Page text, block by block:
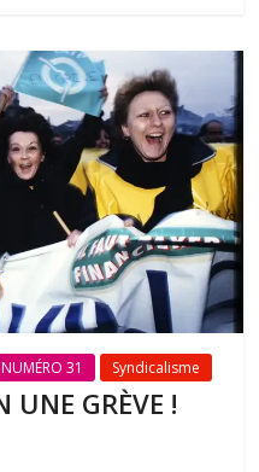
NUMÉRO 31 Syndicalisme
UNE GRÈVE !